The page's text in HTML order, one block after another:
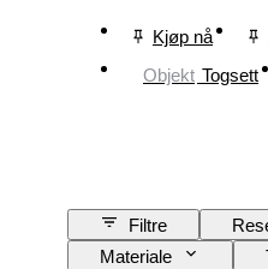
Kjøp nå
Objekt Togsett
Filtre
Materiale